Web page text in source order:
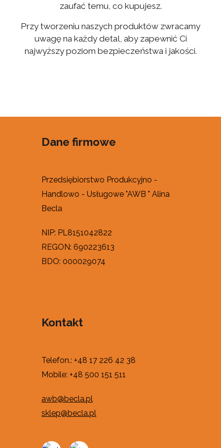
zaufać temu, co kupujesz.
Przy tworzeniu naszych produktów zwracamy
uwagę na każdy detal, aby zapewnić Ci
najwyższy poziom bezpieczeństwa i jakości.
Dane firmowe
Przedsiębiorstwo Produkcyjno -
Handlowo - Usługowe "AWB " Alina
Becla
NIP: PL8151042822
REGON: 690223613
BDO: 000029074
Kontakt
Telefon.:+48 17 226 42 38
Mobile: +48 500 151 511
awb@becla.pl
sklep@becla.pl